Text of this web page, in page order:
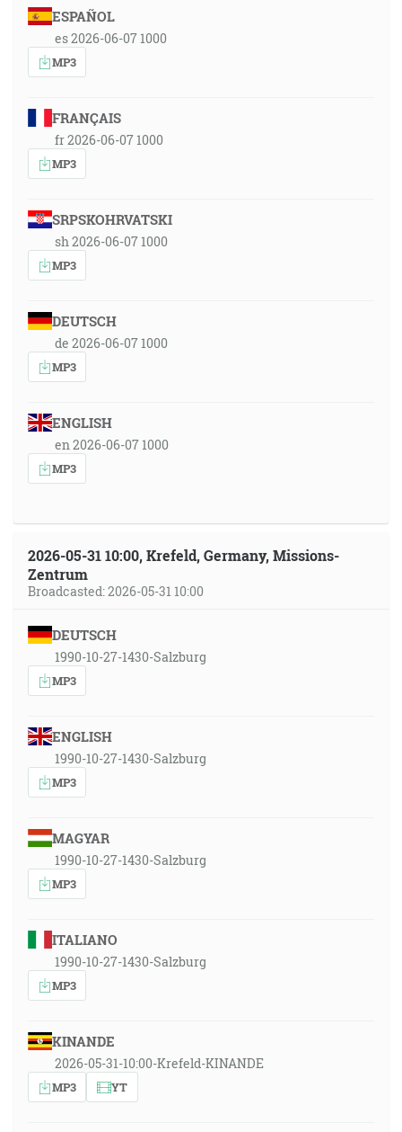
ESPAÑOL
es 2026-06-07 1000
MP3
FRANÇAIS
fr 2026-06-07 1000
MP3
SRPSKOHRVATSKI
sh 2026-06-07 1000
MP3
DEUTSCH
de 2026-06-07 1000
MP3
ENGLISH
en 2026-06-07 1000
MP3
2026-05-31 10:00, Krefeld, Germany, Missions-
Zentrum
Broadcasted: 2026-05-31 10:00
DEUTSCH
1990-10-27-1430-Salzburg
MP3
ENGLISH
1990-10-27-1430-Salzburg
MP3
MAGYAR
1990-10-27-1430-Salzburg
MP3
ITALIANO
1990-10-27-1430-Salzburg
MP3
KINANDE
2026-05-31-10:00-Krefeld-KINANDE
MP3 YT